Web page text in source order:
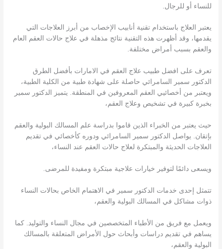
للنساء أو للرجال.
يعتبر العلاج باستخدام تقنية أنابيب الإخصاب من أبرز العلاجات التي
يقدمها، وقد أظهرت هذه التقنية نتائج مذهلة في علاج حالات العقم العام
والعقم بسبب أمراض مختلفة.
تعرف على افضل طبيب علاج العقم في الامارات بأفضل الطرق
الدكتور سمير السامرائي حاصلة على شهادة طبية من الكلية الطبية،
ويعتبر من أخصائيي العقم المعروفين في المنطقة. يتميز الدكتور سمير
بخبرة كبيرة في تشخيص وعلاج العقم،
حيث يعتبر من الخبراء الذين قاموا بدراسة علم المسالك البولية والعقم
بإتقان. يواصل الدكتور سمير السامرائي ودوره كأخصائي في تقديم
العلاجات الحديثة والمبتكرة لعلاج حالات العقم عند النساء،
ويسعى دائمًا لتوفير خيارات علاجية مبتكرة ومفيدة للمرضى.
تتمثل إحدى خدمات الدكتور سمير في الاهتمام الخاص بحالات النساء
ذوات مشاكل في المسالك البولية والعقم،
ويعمل مع فريق من الأطباء المتخصصين في مجال النساء والتوليد. كما
يساهم في تقديم دراسات وأبحاث حول الأمراض المتعلقة بالمسالك
البولية والعقم،